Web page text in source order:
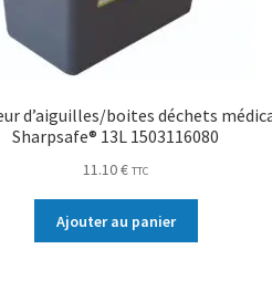
d’aiguilles/boites déchets
Sharpsafe® 13L 1503116080
11.10€ TTC
Ajouter au panier